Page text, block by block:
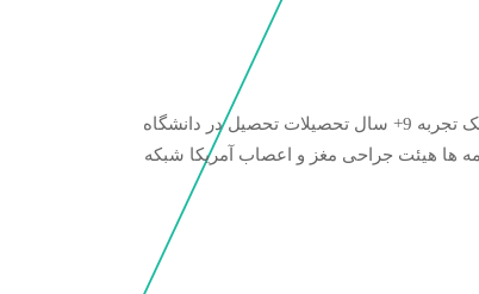
021-874235 جزئیات شخصی نام پزشک احسان مرادی تخصص چشم پزشک تجربه 9+ سال تحصیلات تحصیل در دانشگاه
ها هیئت جراحی مغز و اعصاب آمریکا شبکه